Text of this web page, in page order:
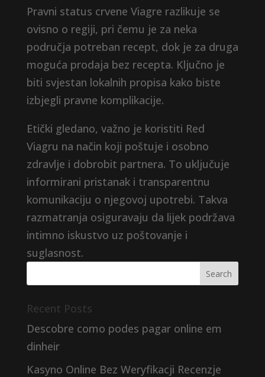
Pravni status crvene Viagre razlikuje se
ovisno o regiji, pri čemu je za neka
područja potreban recept, dok je za druga
moguća prodaja bez recepta. Ključno je
biti svjestan lokalnih propisa kako biste
izbjegli pravne komplikacije.
Etički gledano, važno je koristiti Red
Viagru na način koji poštuje i osobno
zdravlje i dobrobit partnera. To uključuje
informirani pristanak i transparentnu
komunikaciju o njegovoj upotrebi. Takva
razmatranja osiguravaju da lijek podržava
intimno iskustvo uz poštovanje i
suglasnost.
Recent Posts
Descobre como podes pagar online em
dinheir
Kasyno Online Bez Weryfikacji Recenzje